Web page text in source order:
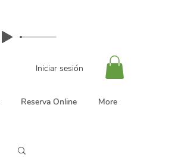
Iniciar sesión
Reserva Online More